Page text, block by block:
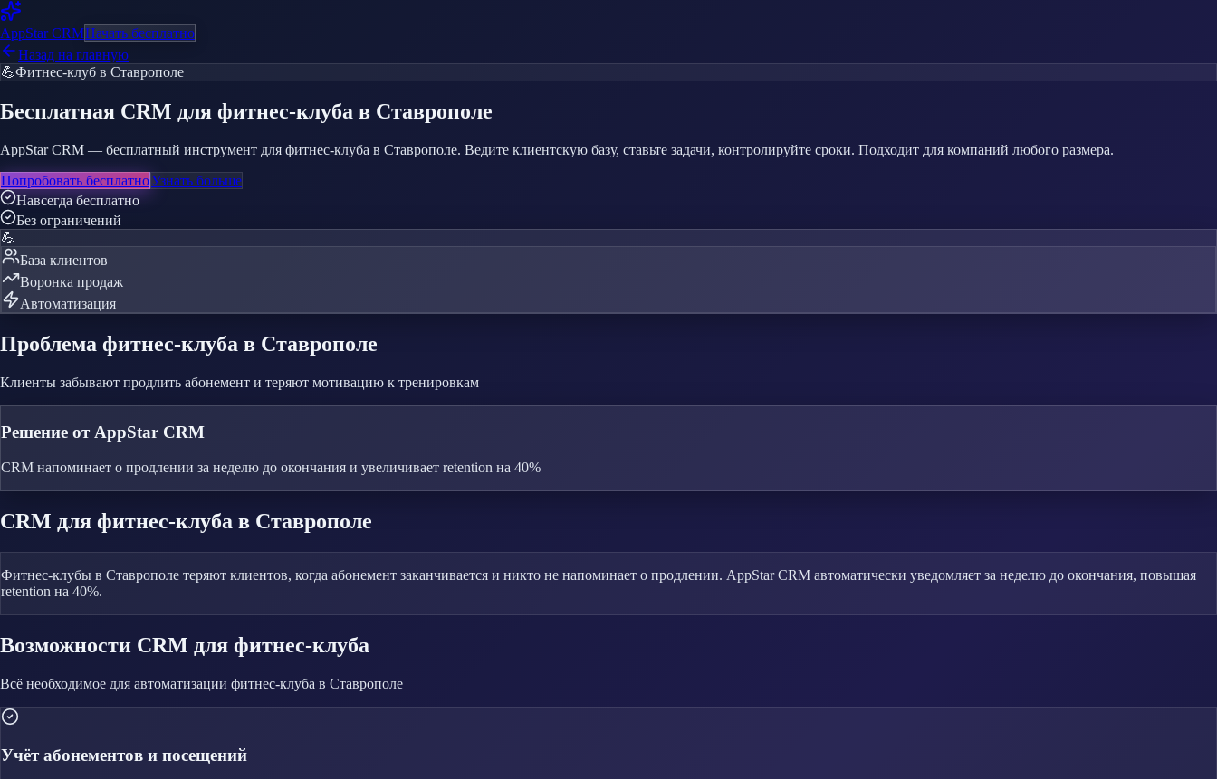
AppStarCRMНачать бесплатно
Назад на главную
💪Фитнес-клуб в Ставрополе
Бесплатная CRM для фитнес-клуба в Ставрополе
AppStar CRM — бесплатный инструмент для фитнес-клуба в Ставрополе. Ведите клиентскую базу, ставьте задачи, контролируйте сроки. Подходит для компаний любого размера.
Попробовать бесплатноУзнать больше
Навсегда бесплатно
Без ограничений
💪
База клиентов
Воронка продаж
Автоматизация
Проблема фитнес-клуба в Ставрополе
Клиенты забывают продлить абонемент и теряют мотивацию к тренировкам
Решение от AppStar CRM
CRM напоминает о продлении за неделю до окончания и увеличивает retention на 40%
CRM для фитнес-клуба в Ставрополе
Фитнес-клубы в Ставрополе теряют клиентов, когда абонемент заканчивается и никто не напоминает о продлении. AppStar CRM автоматически уведомляет за неделю до окончания, повышая
retention на 40%.
Возможности CRM для фитнес-клуба
Всё необходимое для автоматизации фитнес-клуба в Ставрополе
Учёт абонементов и посещений